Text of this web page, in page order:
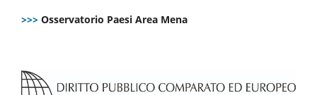
>>> Osservatorio Paesi Area Mena